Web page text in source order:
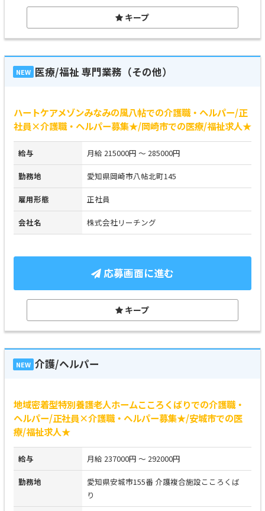
キープ
NEW 医療/福祉 専門業務（その他）
ハートケアメゾンみなみの風八帖での介護職・ヘルパー/正
社員×介護職・ヘルパー募集★/岡崎市での医療/福祉求人★
給与 月給 215000円 ～ 285000円
勤務地 愛知県岡崎市八帖北町145
雇用形態 正社員
会社名 株式会社リーチング
応募画面に進む
キープ
NEW 介護/ヘルパー
地域密着型特別養護老人ホームこころくばりでの介護職・
ヘルパー/正社員×介護職・ヘルパー募集★/安城市での医
療/福祉求人★
給与 月給 237000円 ～ 292000円
勤務地
愛知県安城市155番 介護複合施設こころくば
り